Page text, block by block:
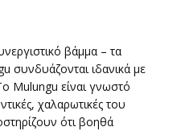
βάμμα – τα
συνδυάζονται ιδανικά με
Mulungu είναι γνωστό
χαλαρωτικές του
ότι βοηθά